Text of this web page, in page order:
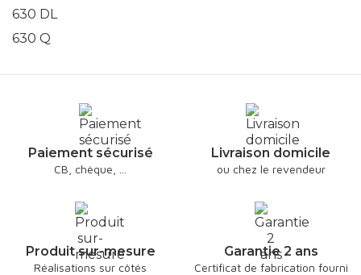
630 DL
630 Q
Paiement sécurisé
CB, chèque, ...
Livraison domicile
ou chez le revendeur
Produit sur-mesure
Réalisations sur côtés
Garantie 2 ans
Certificat de fabrication fourni